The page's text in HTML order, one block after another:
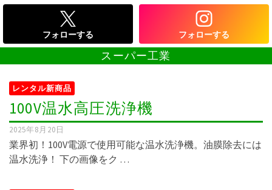
フォローする フォローする
スーパー工業
レンタル新商品
100V温水高圧洗浄機
2025年8月20日
業界初！100V電源で使用可能な温水洗浄機。油膜除去には
温水洗浄！ 下の画像をク …